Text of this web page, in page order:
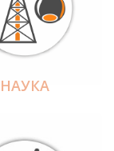
НАУКА